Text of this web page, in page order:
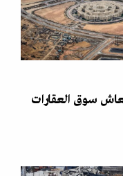
سوق العقارات